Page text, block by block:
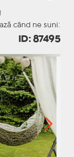
când ne suni:
ID: 87495